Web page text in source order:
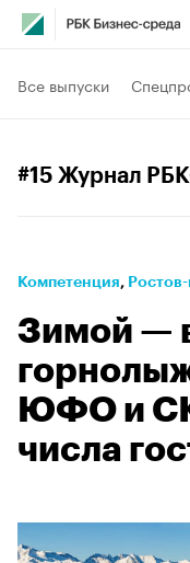
Все выпуски
#15 Журнал
Компетенция⁠,
Зимой —
ЮФО и
числа